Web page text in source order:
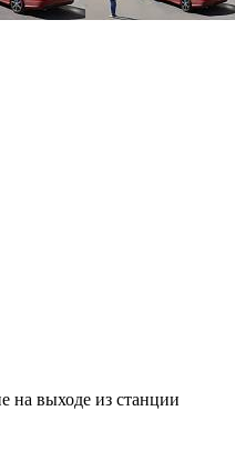
на выходе из станции